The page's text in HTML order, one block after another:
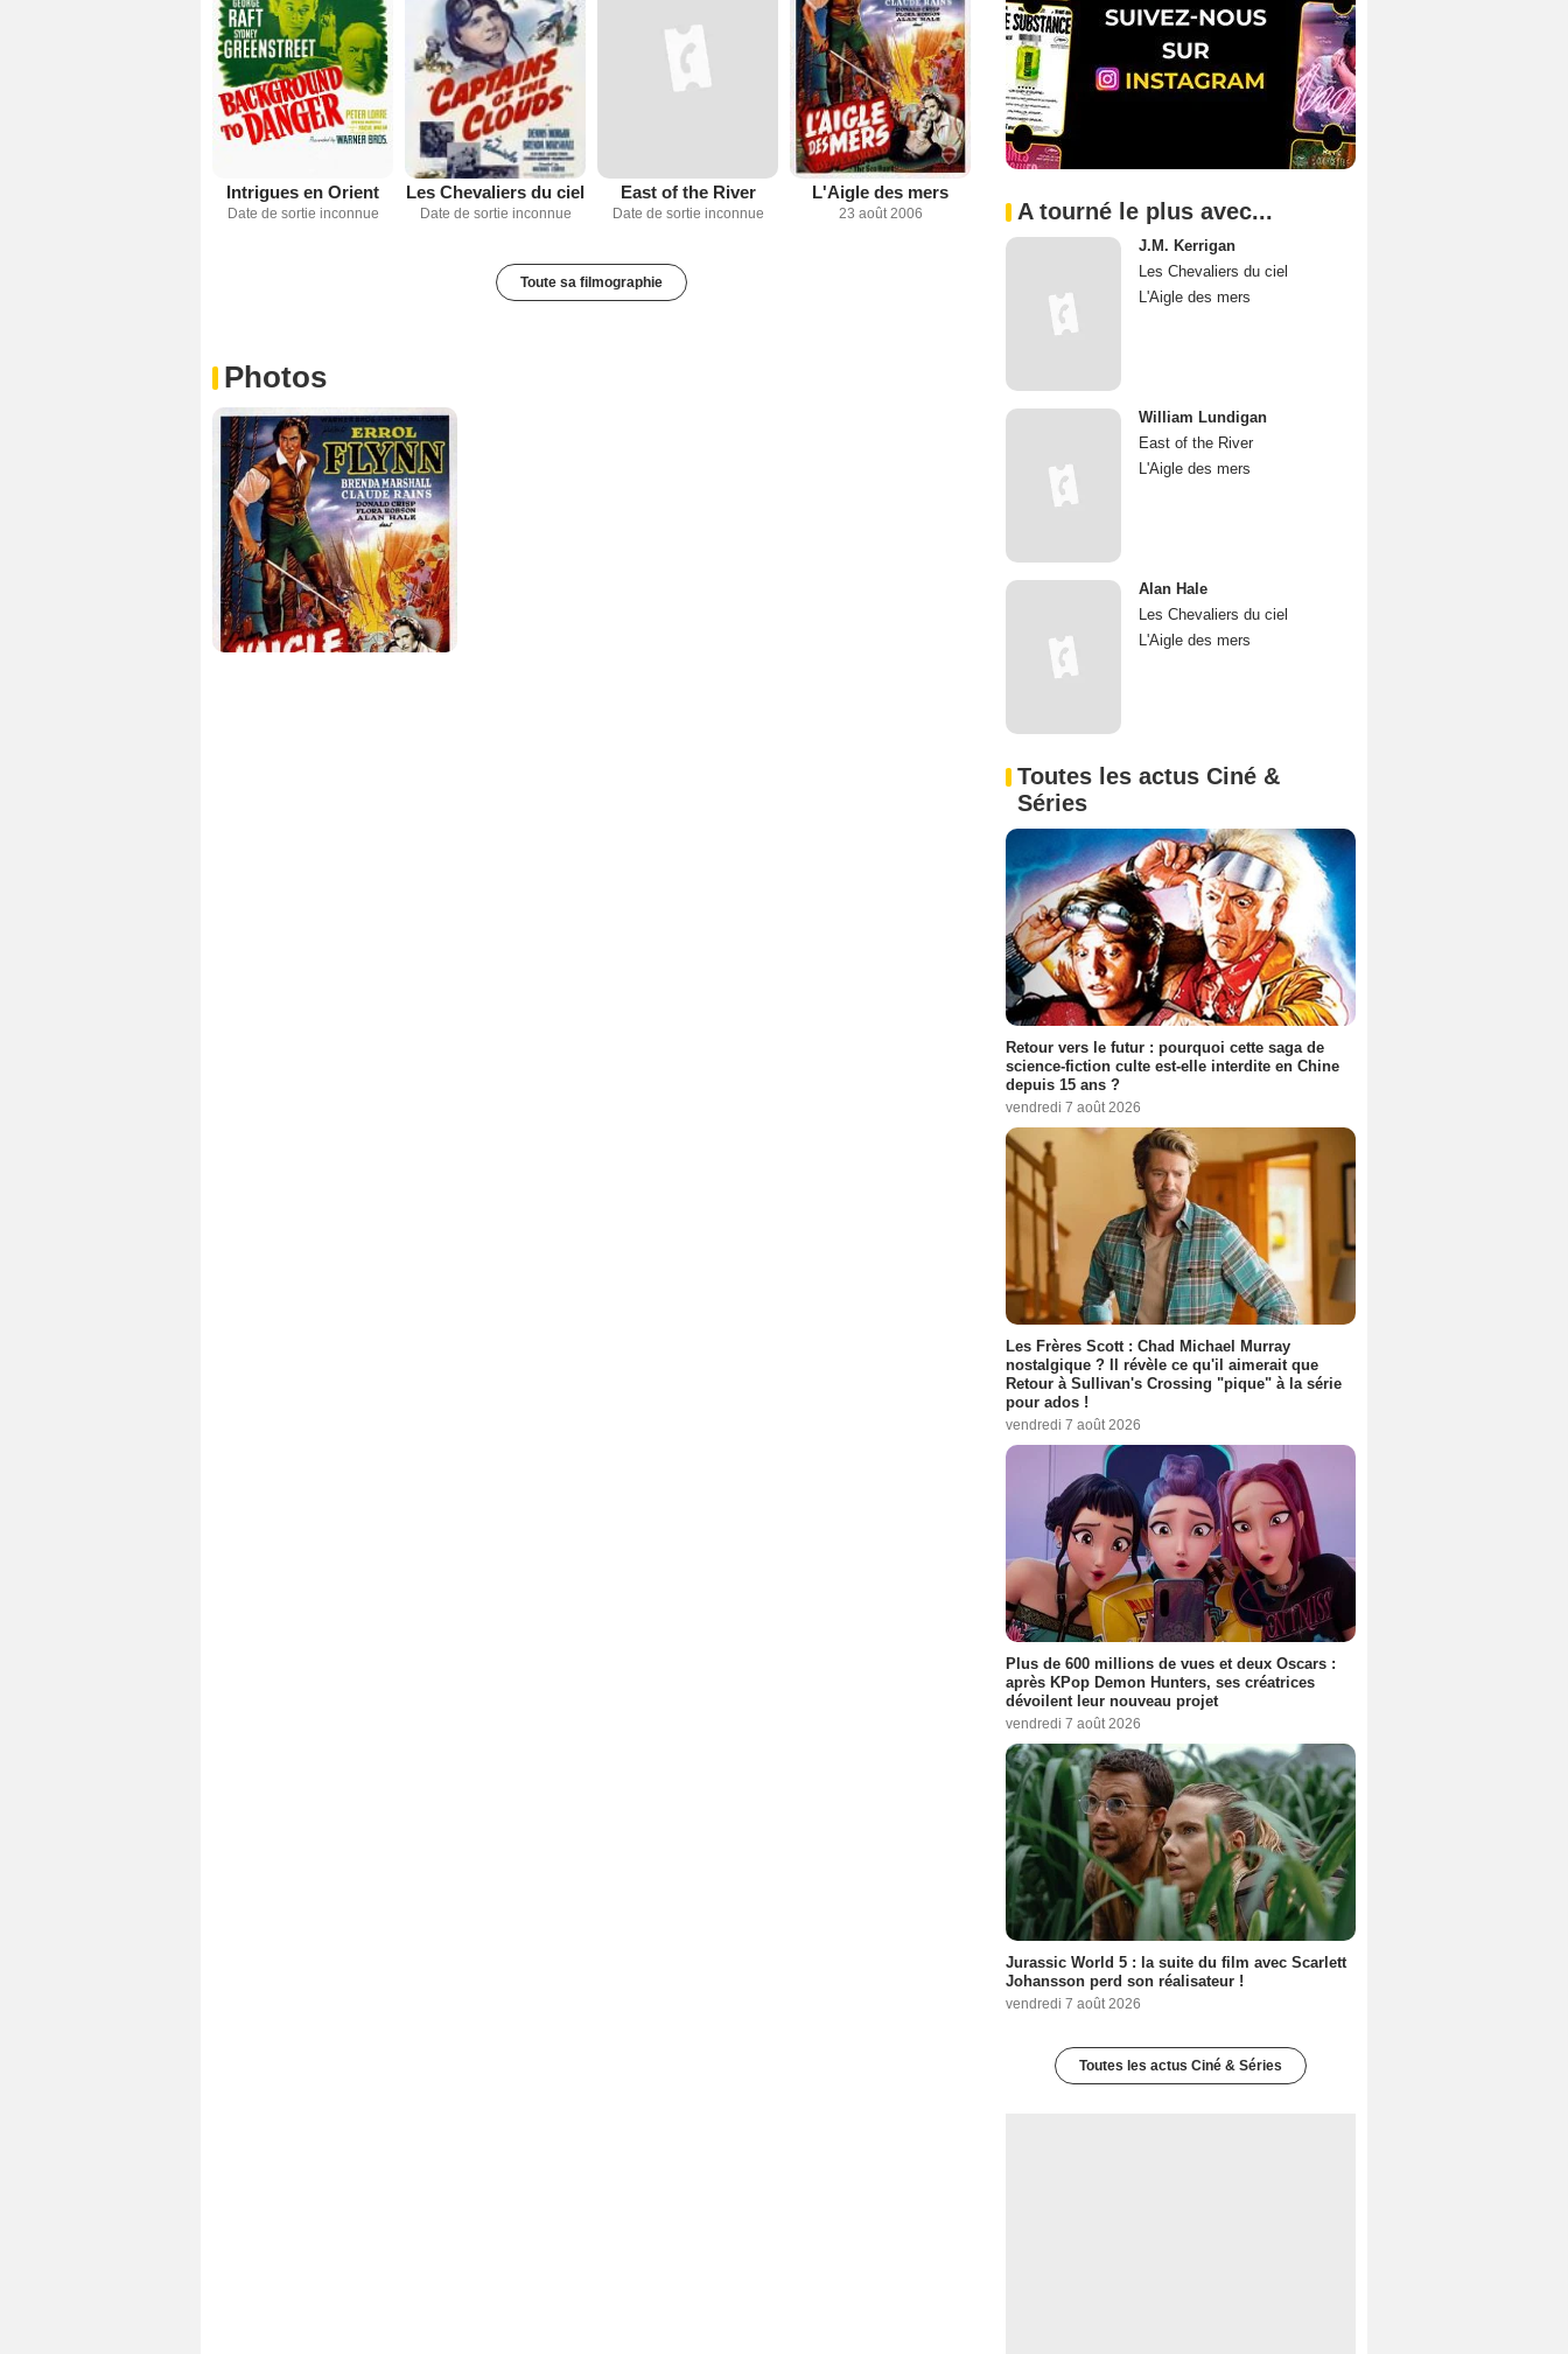
Intrigues en Orient
Date de sortie inconnue
Les Chevaliers du ciel
Date de sortie inconnue
East of the River
Date de sortie inconnue
L'Aigle des mers
23 août 2006
Toute sa filmographie
Photos
A tourné le plus avec...
J.M. Kerrigan
Les Chevaliers du ciel
L'Aigle des mers
William Lundigan
East of the River
L'Aigle des mers
Alan Hale
Les Chevaliers du ciel
L'Aigle des mers
Toutes les actus Ciné &
Séries
Retour vers le futur : pourquoi cette saga de
science-fiction culte est-elle interdite en Chine
depuis 15 ans ?
vendredi 7 août 2026
Les Frères Scott : Chad Michael Murray
nostalgique ? Il révèle ce qu'il aimerait que
Retour à Sullivan's Crossing "pique" à la série
pour ados !
vendredi 7 août 2026
Plus de 600 millions de vues et deux Oscars :
après KPop Demon Hunters, ses créatrices
dévoilent leur nouveau projet
vendredi 7 août 2026
Jurassic World 5 : la suite du film avec Scarlett
Johansson perd son réalisateur !
vendredi 7 août 2026
Toutes les actus Ciné & Séries